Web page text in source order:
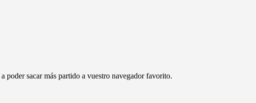
poder sacar más partido a vuestro navegador favorito.